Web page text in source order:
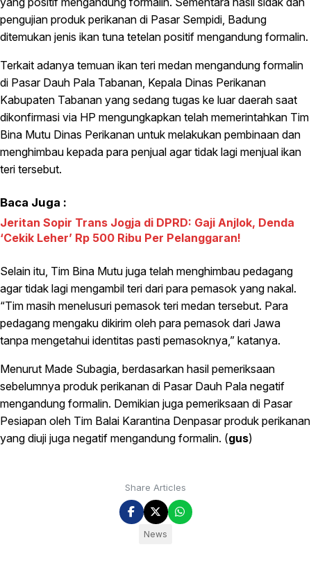
pengujian produk perikanan di Pasar Sempidi, Badung
ditemukan jenis ikan tuna tetelan positif mengandung formalin.
Terkait adanya temuan ikan teri medan mengandung formalin
di Pasar Dauh Pala Tabanan, Kepala Dinas Perikanan
Kabupaten Tabanan yang sedang tugas ke luar daerah saat
dikonfirmasi via HP mengungkapkan telah memerintahkan Tim
Bina Mutu Dinas Perikanan untuk melakukan pembinaan dan
menghimbau kepada para penjual agar tidak lagi menjual ikan
teri tersebut.
Baca Juga :
Jeritan Sopir Trans Jogja di DPRD: Gaji Anjlok, Denda
‘Cekik Leher’ Rp 500 Ribu Per Pelanggaran!
Selain itu, Tim Bina Mutu juga telah menghimbau pedagang
agar tidak lagi mengambil teri dari para pemasok yang nakal.
“Tim masih menelusuri pemasok teri medan tersebut. Para
pedagang mengaku dikirim oleh para pemasok dari Jawa
tanpa mengetahui identitas pasti pemasoknya,” katanya.
Menurut Made Subagia, berdasarkan hasil pemeriksaan
sebelumnya produk perikanan di Pasar Dauh Pala negatif
mengandung formalin. Demikian juga pemeriksaan di Pasar
Pesiapan oleh Tim Balai Karantina Denpasar produk perikanan
yang diuji juga negatif mengandung formalin. (gus)
Share Articles
News